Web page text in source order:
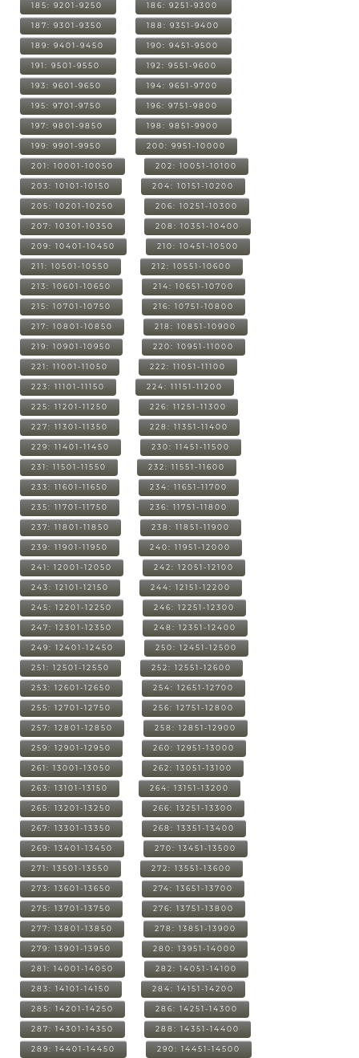
185: 9201-9250 186: 9251-9300
187: 9301-9350 188: 9351-9400
189: 9401-9450 190: 9451-9500
191: 9501-9550 192: 9551-9600
193: 9601-9650 194: 9651-9700
195: 9701-9750 196: 9751-9800
197: 9801-9850 198: 9851-9900
199: 9901-9950 200: 9951-10000
201: 10001-10050 202: 10051-10100
203: 10101-10150 204: 10151-10200
205: 10201-10250 206: 10251-10300
207: 10301-10350 208: 10351-10400
209: 10401-10450 210: 10451-10500
211: 10501-10550 212: 10551-10600
213: 10601-10650 214: 10651-10700
215: 10701-10750 216: 10751-10800
217: 10801-10850 218: 10851-10900
219: 10901-10950 220: 10951-11000
221: 11001-11050 222: 11051-11100
223: 11101-11150 224: 11151-11200
225: 11201-11250 226: 11251-11300
227: 11301-11350 228: 11351-11400
229: 11401-11450 230: 11451-11500
231: 11501-11550 232: 11551-11600
233: 11601-11650 234: 11651-11700
235: 11701-11750 236: 11751-11800
237: 11801-11850 238: 11851-11900
239: 11901-11950 240: 11951-12000
241: 12001-12050 242: 12051-12100
243: 12101-12150 244: 12151-12200
245: 12201-12250 246: 12251-12300
247: 12301-12350 248: 12351-12400
249: 12401-12450 250: 12451-12500
251: 12501-12550 252: 12551-12600
253: 12601-12650 254: 12651-12700
255: 12701-12750 256: 12751-12800
257: 12801-12850 258: 12851-12900
259: 12901-12950 260: 12951-13000
261: 13001-13050 262: 13051-13100
263: 13101-13150 264: 13151-13200
265: 13201-13250 266: 13251-13300
267: 13301-13350 268: 13351-13400
269: 13401-13450 270: 13451-13500
271: 13501-13550 272: 13551-13600
273: 13601-13650 274: 13651-13700
275: 13701-13750 276: 13751-13800
277: 13801-13850 278: 13851-13900
279: 13901-13950 280: 13951-14000
281: 14001-14050 282: 14051-14100
283: 14101-14150 284: 14151-14200
285: 14201-14250 286: 14251-14300
287: 14301-14350 288: 14351-14400
289: 14401-14450 290: 14451-14500